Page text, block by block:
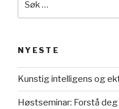
NYESTE
Kunstig intelligens og
Høstseminar: Forstå